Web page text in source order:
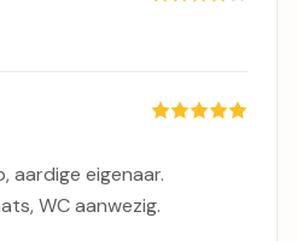
aardige eigenaar.
WC aanwezig.